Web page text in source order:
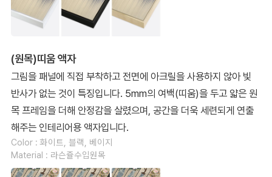
(원목)띠움 액자
그림을 패널에 직접 부착하고 전면에 아크릴을 사용하지 않아 빛
반사가 없는 것이 특징입니다. 5mm의 여백(띠움)을 두고 얇은 원
목 프레임을 더해 안정감을 살렸으며, 공간을 더욱 세련되게 연출
해주는 인테리어용 액자입니다.
Color : 화이트, 블랙, 베이지
Material : 라슨쥴수입원목